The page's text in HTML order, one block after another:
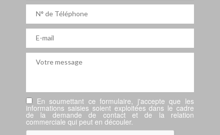
En soumettant ce formulaire, j'accepte que les
informations saisies soient exploitées dans le cadre
de la demande de contact et de la relation
commerciale qui peut en découler.